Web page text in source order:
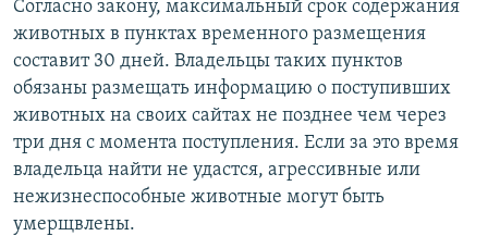
Согласно закону, максимальный срок содержания
животных в пунктах временного размещения
составит 30 дней. Владельцы таких пунктов
обязаны размещать информацию о поступивших
животных на своих сайтах не позднее чем через
три дня с момента поступления. Если за это время
владельца найти не удастся, агрессивные или
нежизнеспособные животные могут быть
умерщвлены.